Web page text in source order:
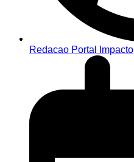
Redacao Portal Impacto